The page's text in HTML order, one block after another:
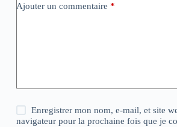
Ajouter un commentaire *
Enregistrer mon nom, e-mail, et site
navigateur pour la prochaine fois que je